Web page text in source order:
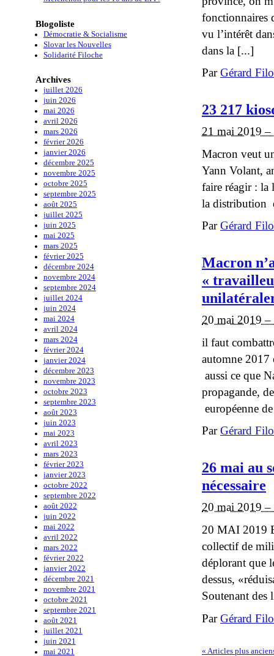
fonctionnaires
vu l’intérêt
dans la [...]
ParGérard
23 217
21 mai 2019 –
Macron veut
Yann Volant,
faire réagir : la
la distribution
ParGérard
Macron
«
20 mai 2019 –
il faut
automne 2017
aussi ce que
propagande,
européenne
ParGérard
26 mai au
nécessaire
20 mai 2019 –
20 MAI 2019
collectif de
déplorant que
dessus,
Soutenant des
ParGérard
« Articles plus
Blogoliste
Démocratie & Socialisme
Slovar les Nouvelles
Solidarité Filoche
Archives
juillet 2026
juin 2026
mai 2026
avril 2026
mars 2026
février 2026
janvier 2026
décembre 2025
novembre 2025
octobre 2025
septembre 2025
août 2025
juillet 2025
juin 2025
mai 2025
mars 2025
février 2025
décembre 2024
novembre 2024
septembre 2024
juillet 2024
juin 2024
mai 2024
avril 2024
mars 2024
février 2024
janvier 2024
décembre 2023
novembre 2023
octobre 2023
septembre 2023
août 2023
juin 2023
mai 2023
avril 2023
mars 2023
février 2023
janvier 2023
octobre 2022
septembre 2022
août 2022
juin 2022
mai 2022
avril 2022
mars 2022
février 2022
janvier 2022
décembre 2021
novembre 2021
octobre 2021
septembre 2021
août 2021
juillet 2021
juin 2021
mai 2021